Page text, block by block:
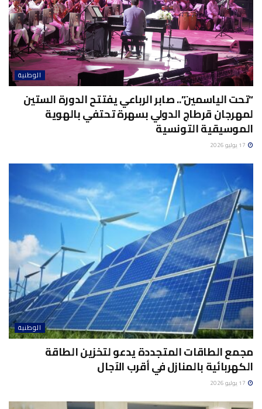
الوطنية
“تحت الياسمين”.. صابر الرباعي يفتتح الدورة الستين
لمهرجان قرطاج الدولي بسهرة تحتفي بالهوية
الموسيقية التونسية
الوطنية
مجمع الطاقات المتجددة يدعو لتخزين الطاقة
الكهربائية بالمنازل في أقرب الآجال